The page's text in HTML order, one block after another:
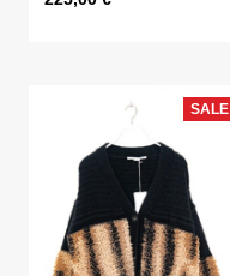
SALE